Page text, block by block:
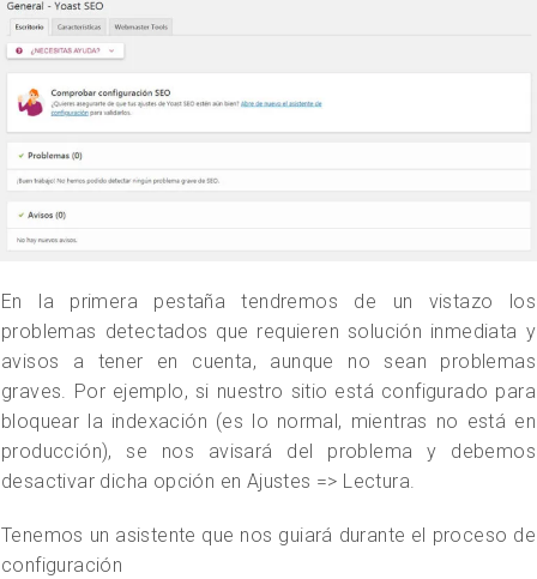
En la primera pestaña tendremos de un vistazo los
problemas detectados que requieren solución inmediata y
avisos a tener en cuenta, aunque no sean problemas
graves. Por ejemplo, si nuestro sitio está configurado para
bloquear la indexación (es lo normal, mientras no está en
producción), se nos avisará del problema y debemos
desactivar dicha opción en Ajustes => Lectura.
Tenemos un asistente que nos guiará durante el proceso de
configuración